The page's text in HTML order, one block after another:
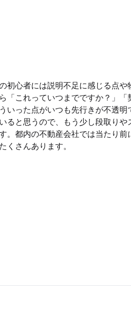
心者には説明不足に感じる点
これっていつまでですか？」
った点がいつも先行きが不透
と思うので、もう少し段取り
都内の不動産会社では当たり
さんあります。